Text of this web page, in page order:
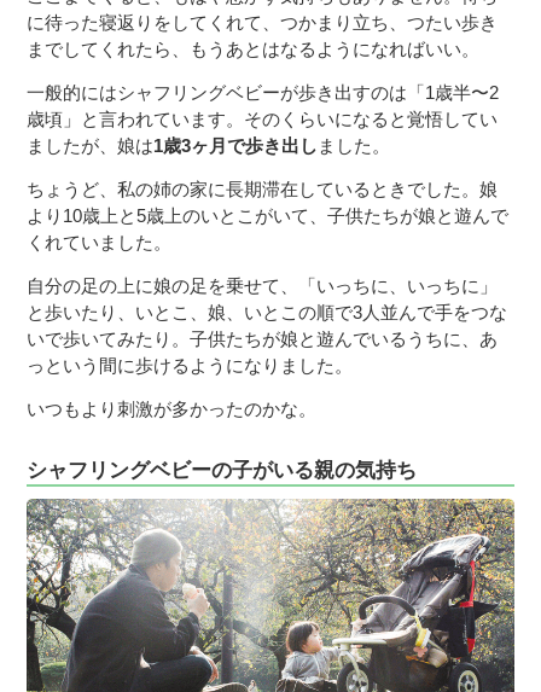
に待った寝返りをしてくれて、つかまり立ち、つたい歩き
までしてくれたら、もうあとはなるようになればいい。
一般的にはシャフリングベビーが歩き出すのは「1歳半〜2
歳頃」と言われています。そのくらいになると覚悟してい
ましたが、娘は1歳3ヶ月で歩き出し ました。
ちょうど、私の姉の家に長期滞在しているときでした。娘
より10歳上と5歳上のいとこがいて、子供たちが娘と遊んで
くれていました。
自分の足の上に娘の足を乗せて、「いっちに、いっちに」
と歩いたり、いとこ、娘、いとこの順で3人並んで手をつな
いで歩いてみたり。子供たちが娘と遊んでいるうちに、あ
っという間に歩けるようになりました。
いつもより刺激が多かったのかな。
シャフリングベビーの子がいる親の気持ち